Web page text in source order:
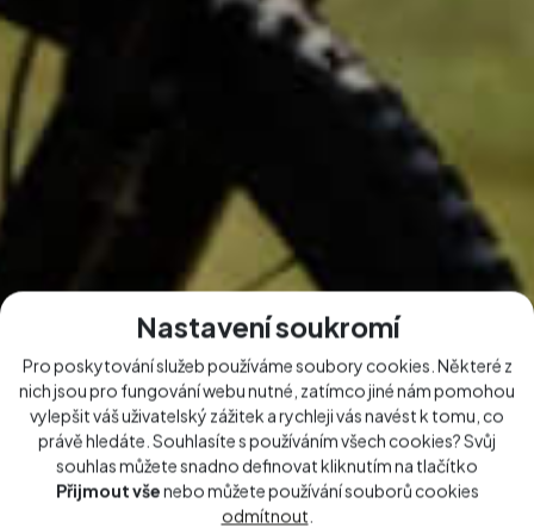
Nastavení soukromí
Pro poskytování služeb používáme soubory cookies. Některé z
nich jsou pro fungování webu nutné, zatímco jiné nám pomohou
vylepšit váš uživatelský zážitek a rychleji vás navést k tomu, co
právě hledáte. Souhlasíte s používáním všech cookies? Svůj
souhlas můžete snadno definovat kliknutím na tlačítko
Přijmout všenebo můžete používání souborů cookies
odmítnout